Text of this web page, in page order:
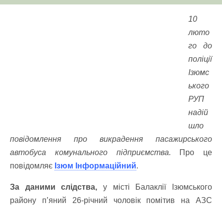
10
люто
го до
поліції
Ізюмс
ького
РУП
надій
шло
повідомлення про викрадення пасажирського
автобуса комунального підприємства. Про це
повiдомляє Ізюм Інформаційний.
За даними слідства, у місті Балаклії Ізюмського
району п’яний 26-річний чоловік помітив на АЗС